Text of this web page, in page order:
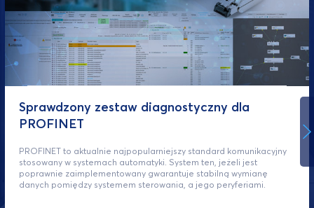
Sprawdzony zestaw diagnostyczny dla
PROFINET
PROFINET to aktualnie najpopularniejszy standard komunikacyjny
stosowany w systemach automatyki. System ten, jeżeli jest
poprawnie zaimplementowany gwarantuje stabilną wymianę
danych pomiędzy systemem sterowania, a jego peryferiami.